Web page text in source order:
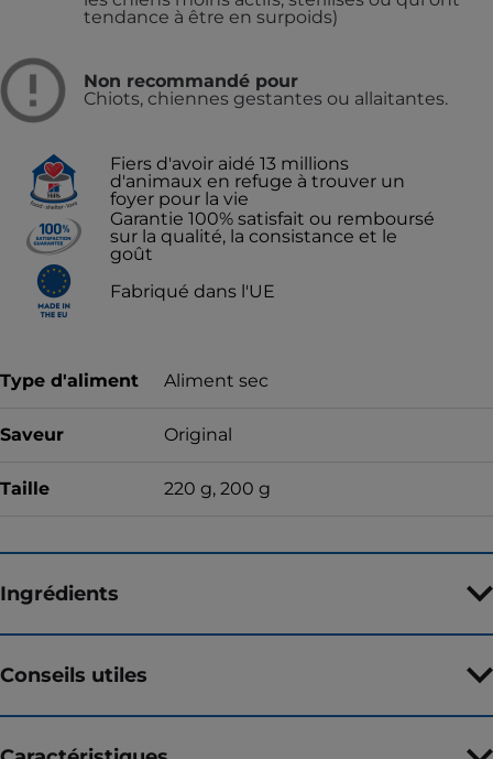
tendance à être en surpoids)
Non recommandé pour
Chiots, chiennes gestantes ou allaitantes.
Fiers d'avoir aidé 13 millions
d'animaux en refuge à trouver un
foyer pour la vie
Garantie 100% satisfait ou remboursé
sur la qualité, la consistance et le
goût
Fabriqué dans l'UE
Type d'aliment Aliment sec
Saveur Original
Taille 220 g, 200 g
Ingrédients
Conseils utiles